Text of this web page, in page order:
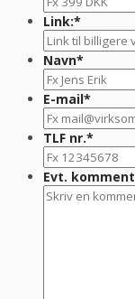
Link:*
Navn*
E-mail*
TLF nr.*
Evt.